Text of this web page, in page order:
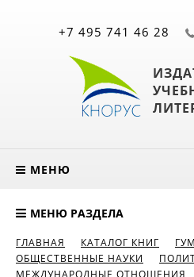
+7 495 741 46 28
МЕНЮ
МЕНЮ РАЗДЕЛА
ГЛАВНАЯ КАТАЛОГ КНИГ
ОБЩЕСТВЕННЫЕ НАУКИ
МЕЖДУНАРОДНЫЕ ОТНОШЕНИЯ